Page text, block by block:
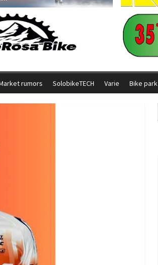
rumors SolobikeTECH Varie Bike park